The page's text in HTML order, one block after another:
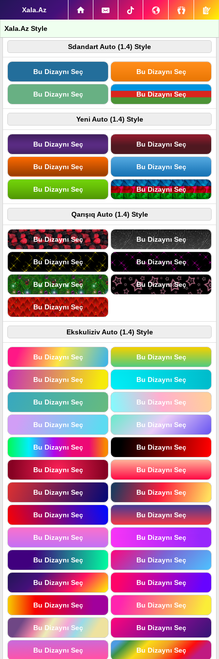
Xala.Az
Xala.Az Style
Sdandart Auto (1.4) Style
Bu Dizaynı Seç Bu Dizaynı Seç
Bu Dizaynı Seç Bu Dizaynı Seç
Yeni Auto (1.4) Style
Bu Dizaynı Seç Bu Dizaynı Seç
Bu Dizaynı Seç Bu Dizaynı Seç
Bu Dizaynı Seç Bu Dizaynı Seç
Qarışıq Auto (1.4) Style
Bu Dizaynı Seç Bu Dizaynı Seç
Bu Dizaynı Seç Bu Dizaynı Seç
Bu Dizaynı Seç Bu Dizaynı Seç
Bu Dizaynı Seç
Ekskuliziv Auto (1.4) Style
Bu Dizaynı Seç Bu Dizaynı Seç
Bu Dizaynı Seç Bu Dizaynı Seç
Bu Dizaynı Seç Bu Dizaynı Seç
Bu Dizaynı Seç Bu Dizaynı Seç
Bu Dizaynı Seç Bu Dizaynı Seç
Bu Dizaynı Seç Bu Dizaynı Seç
Bu Dizaynı Seç Bu Dizaynı Seç
Bu Dizaynı Seç Bu Dizaynı Seç
Bu Dizaynı Seç Bu Dizaynı Seç
Bu Dizaynı Seç Bu Dizaynı Seç
Bu Dizaynı Seç Bu Dizaynı Seç
Bu Dizaynı Seç Bu Dizaynı Seç
Bu Dizaynı Seç Bu Dizaynı Seç
Bu Dizaynı Seç Bu Dizaynı Seç